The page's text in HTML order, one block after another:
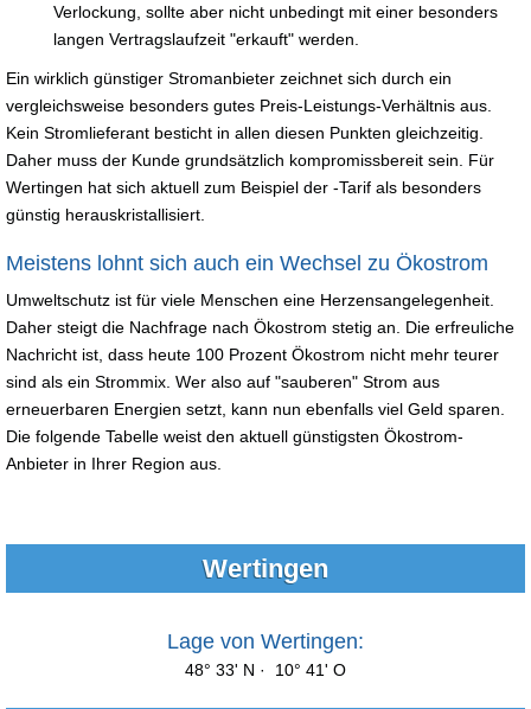
Verlockung, sollte aber nicht unbedingt mit einer besonders
langen Vertragslaufzeit "erkauft" werden.
Ein wirklich günstiger Stromanbieter zeichnet sich durch ein
vergleichsweise besonders gutes Preis-Leistungs-Verhältnis aus.
Kein Stromlieferant besticht in allen diesen Punkten gleichzeitig.
Daher muss der Kunde grundsätzlich kompromissbereit sein. Für
Wertingen hat sich aktuell zum Beispiel der -Tarif als besonders
günstig herauskristallisiert.
Meistens lohnt sich auch ein Wechsel zu Ökostrom
Umweltschutz ist für viele Menschen eine Herzensangelegenheit.
Daher steigt die Nachfrage nach Ökostrom stetig an. Die erfreuliche
Nachricht ist, dass heute 100 Prozent Ökostrom nicht mehr teurer
sind als ein Strommix. Wer also auf "sauberen" Strom aus
erneuerbaren Energien setzt, kann nun ebenfalls viel Geld sparen.
Die folgende Tabelle weist den aktuell günstigsten Ökostrom-
Anbieter in Ihrer Region aus.
Wertingen
Lage von Wertingen:
48° 33' N · 10° 41' O